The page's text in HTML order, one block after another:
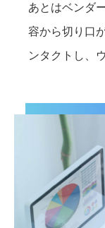
あとはベンダ
容から切り口
ンタクトし、